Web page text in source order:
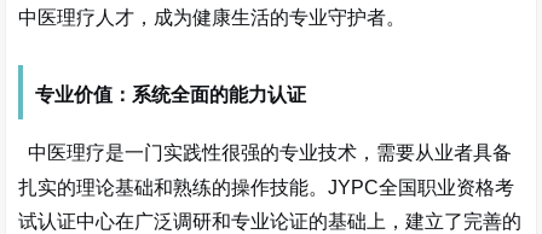
中医理疗人才，成为健康生活的专业守护者。
专业价值：系统全面的能力认证
中医理疗是一门实践性很强的专业技术，需要从业者具备
扎实的理论基础和熟练的操作技能。JYPC全国职业资格考
试认证中心在广泛调研和专业论证的基础上，建立了完善的